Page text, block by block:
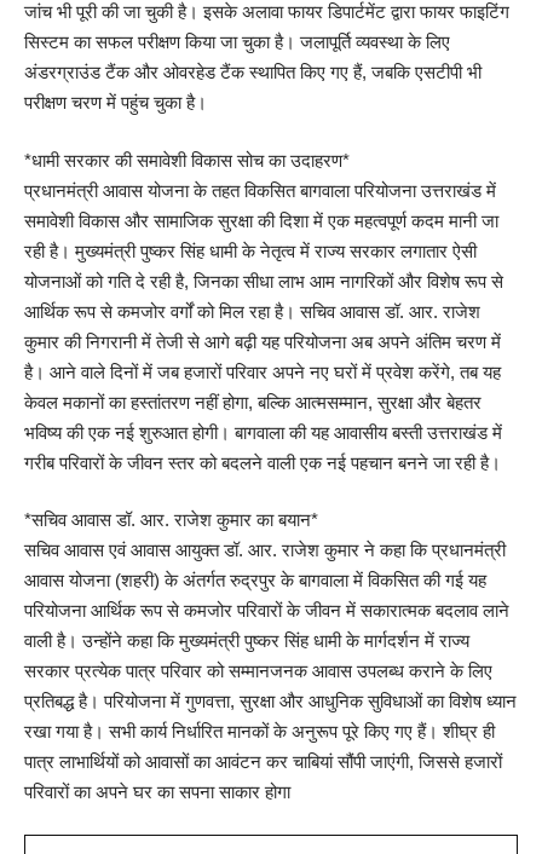
जांच भी पूरी की जा चुकी है। इसके अलावा फायर डिपार्टमेंट द्वारा फायर फाइटिंग
सिस्टम का सफल परीक्षण किया जा चुका है। जलापूर्ति व्यवस्था के लिए
अंडरग्राउंड टैंक और ओवरहेड टैंक स्थापित किए गए हैं, जबकि एसटीपी भी
परीक्षण चरण में पहुंच चुका है।
*धामी सरकार की समावेशी विकास सोच का उदाहरण*
प्रधानमंत्री आवास योजना के तहत विकसित बागवाला परियोजना उत्तराखंड में
समावेशी विकास और सामाजिक सुरक्षा की दिशा में एक महत्वपूर्ण कदम मानी जा
रही है। मुख्यमंत्री पुष्कर सिंह धामी के नेतृत्व में राज्य सरकार लगातार ऐसी
योजनाओं को गति दे रही है, जिनका सीधा लाभ आम नागरिकों और विशेष रूप से
आर्थिक रूप से कमजोर वर्गों को मिल रहा है। सचिव आवास डॉ. आर. राजेश
कुमार की निगरानी में तेजी से आगे बढ़ी यह परियोजना अब अपने अंतिम चरण में
है। आने वाले दिनों में जब हजारों परिवार अपने नए घरों में प्रवेश करेंगे, तब यह
केवल मकानों का हस्तांतरण नहीं होगा, बल्कि आत्मसम्मान, सुरक्षा और बेहतर
भविष्य की एक नई शुरुआत होगी। बागवाला की यह आवासीय बस्ती उत्तराखंड में
गरीब परिवारों के जीवन स्तर को बदलने वाली एक नई पहचान बनने जा रही है।
*सचिव आवास डॉ. आर. राजेश कुमार का बयान*
सचिव आवास एवं आवास आयुक्त डॉ. आर. राजेश कुमार ने कहा कि प्रधानमंत्री
आवास योजना (शहरी) के अंतर्गत रुद्रपुर के बागवाला में विकसित की गई यह
परियोजना आर्थिक रूप से कमजोर परिवारों के जीवन में सकारात्मक बदलाव लाने
वाली है। उन्होंने कहा कि मुख्यमंत्री पुष्कर सिंह धामी के मार्गदर्शन में राज्य
सरकार प्रत्येक पात्र परिवार को सम्मानजनक आवास उपलब्ध कराने के लिए
प्रतिबद्ध है। परियोजना में गुणवत्ता, सुरक्षा और आधुनिक सुविधाओं का विशेष ध्यान
रखा गया है। सभी कार्य निर्धारित मानकों के अनुरूप पूरे किए गए हैं। शीघ्र ही
पात्र लाभार्थियों को आवासों का आवंटन कर चाबियां सौंपी जाएंगी, जिससे हजारों
परिवारों का अपने घर का सपना साकार होगा